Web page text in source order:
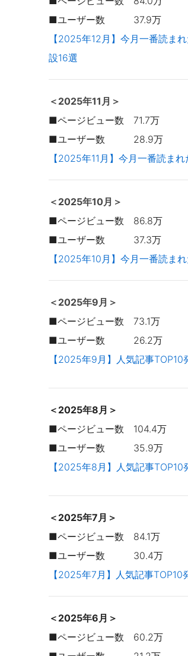
■ユーザー数 37.9万
【2025年12月】今月一番読ま
設16選
＜2025年11 月＞
■ページビュー数 71.7万
■ユーザー数 28.9万
【2025年11月】今月一番読ま
＜2025年10月＞
■ページビュー数 86.8万
■ユーザー数 37.3万
【2025年10月】今月一番読ま
＜2025年9月＞
■ページビュー数 73.1万
■ユーザー数 26.2万
【2025年9月】人気記事
＜2025年8月＞
■ページビュー数 104.4万
■ユーザー数 35.9万
【2025年8月】人気記事
＜2025年7月＞
■ページビュー数 84.1万
■ユーザー数 30.4万
【2025年7月】人気記事
＜2025年6月＞
■ページビュー数 60.2万